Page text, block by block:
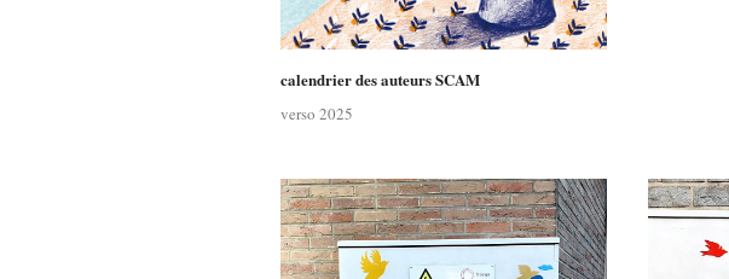
calendrier des auteurs SCAM
verso 2025